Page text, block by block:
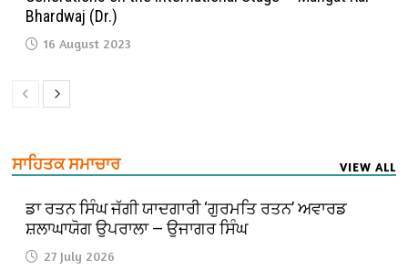
Bhardwaj (Dr.)
16 August 2023
ਸਾਹਿਤਕ ਸਮਾਚਾਰ VIEW ALL
ਡਾ ਰਤਨ ਸਿੰਘ ਜੱਗੀ ਯਾਦਗਾਰੀ ‘ਗੁਰਮਤਿ ਰਤਨ’ ਅਵਾਰਡ
ਸ਼ਲਾਘਾਯੋਗ ਉਪਰਾਲਾ — ਉਜਾਗਰ ਸਿੰਘ
27 July 2026